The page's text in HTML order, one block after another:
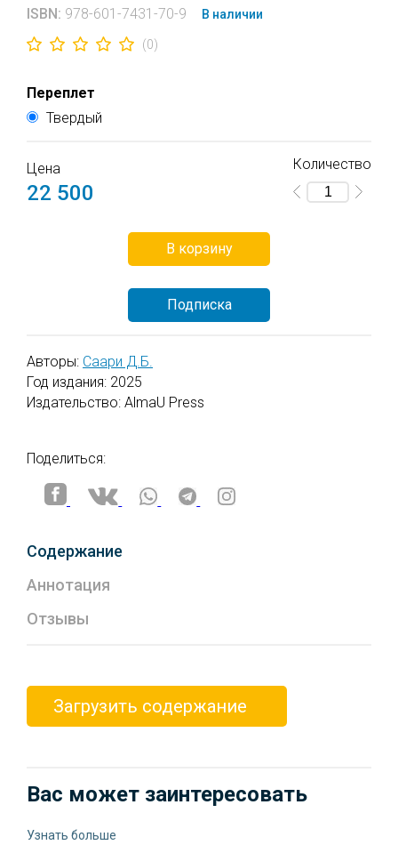
ISBN: 978-601-7431-70-9 В наличии
(0)
Переплет
Твердый
Цена
22 500
Количество
В корзину
Подписка
Авторы: Саари Д.Б.
Год издания: 2025
Издательство: AlmaU Press
Поделиться:
Содержание
Аннотация
Отзывы
Загрузить содержание
Вас может заинтересовать
Узнать больше